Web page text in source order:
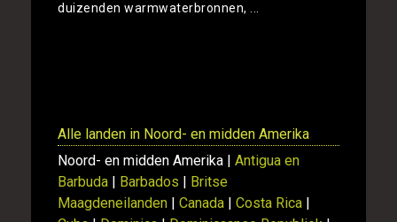
duizenden warmwaterbronnen, ...
Alle landen in Noord- en midden Amerika
Noord- en midden Amerika | Antigua en
Barbuda | Barbados | Britse
Maagdeneilanden | Canada | Costa Rica |